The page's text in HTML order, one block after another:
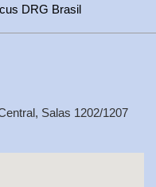
DRG Brasil
Salas 1202/1207